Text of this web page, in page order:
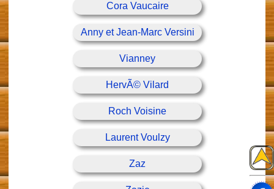
Cora Vaucaire
Anny et Jean-Marc Versini
Vianney
HervÃ© Vilard
Roch Voisine
Laurent Voulzy
Zaz